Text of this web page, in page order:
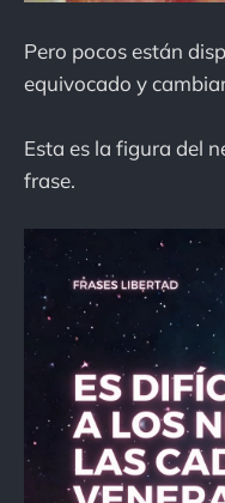
Pero pocos están
equivocado y
Esta es la figura del
frase.